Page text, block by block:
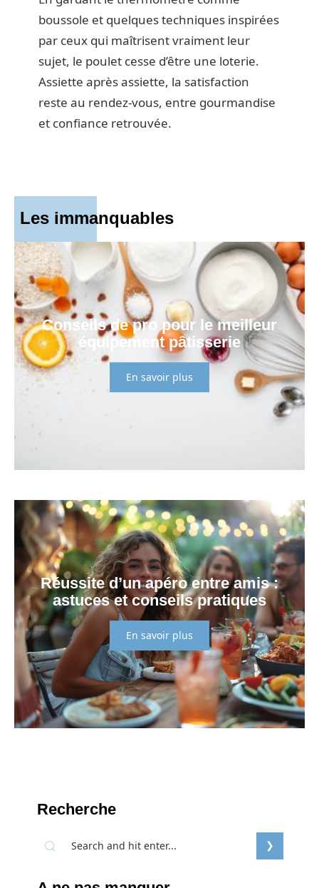
boussole et quelques techniques inspirées
par ceux qui maîtrisent vraiment leur
sujet, le poulet cesse d’être une loterie.
Assiette après assiette, la satisfaction
reste au rendez-vous, entre gourmandise
et confiance retrouvée.
Les immanquables
Conseils de pro pour le meilleur
équipement pâtisserie
En savoir plus
Réussite d’un apéro entre amis :
astuces et conseils pratiques
En savoir plus
Recherche